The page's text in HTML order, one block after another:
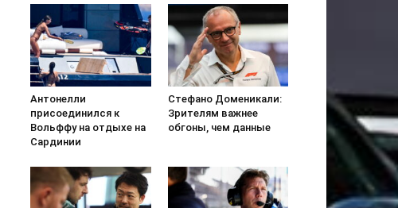
Антонелли
присоединился к
Вольффу на отдыхе на
Сардинии
Стефано Доменикали:
Зрителям важнее
обгоны, чем данные